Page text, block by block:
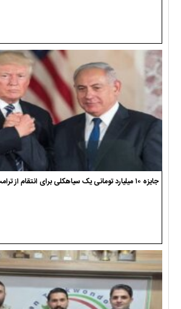
جایزه ۱۰ میلیارد تومانی یک سیاهکلی برای انتقام از ترامپ و نتانیاهو